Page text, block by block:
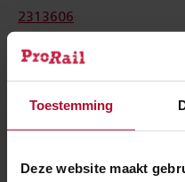
Toestemming
Deze website maakt
2313606
Ben je geen
vraag?Bekijk